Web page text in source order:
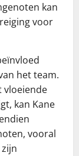
kan
voor
het team.
vloeiende
kan Kane
vooral